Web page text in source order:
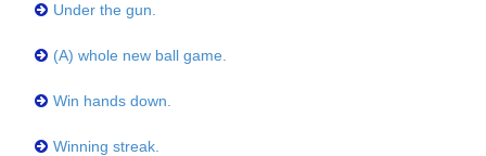
Under the gun.
(A) whole new ball game.
Win hands down.
Winning streak.